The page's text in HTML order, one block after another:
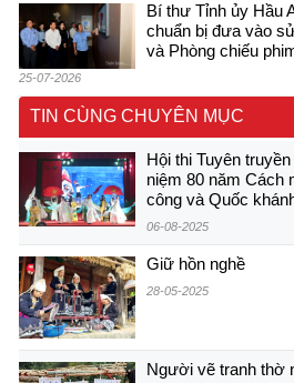
Bí thư Tỉnh ủy Hầu
chuẩn bị đưa vào
và Phòng chiếu
25-07-2026
TIN CÙNG CHUYÊN MỤC
Hội thi Tuyên
niệm 80 năm Cách
công và Quốc
06-08-2025
Giữ hồn nghề
28-05-2025
Người vẽ tranh thờ